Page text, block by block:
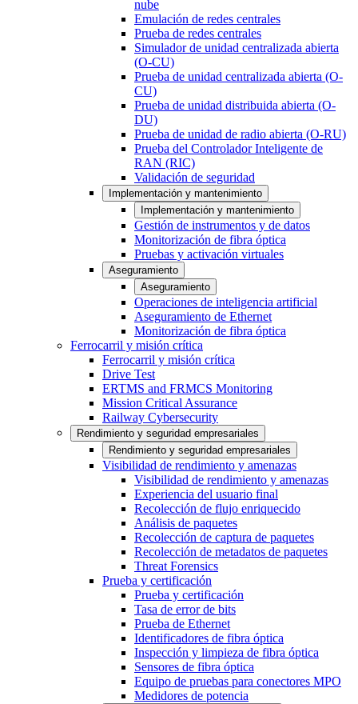
nube
Emulación de redes centrales
Prueba de redes centrales
Simulador de unidad centralizada abierta
(O-CU)
Prueba de unidad centralizada abierta (O-
CU)
Prueba de unidad distribuida abierta (O-
DU)
Prueba de unidad de radio abierta (O-RU)
Prueba del Controlador Inteligente de
RAN (RIC)
Validación de seguridad
Implementación y mantenimiento
Implementación y mantenimiento
Gestión de instrumentos y de datos
Monitorización de fibra óptica
Pruebas y activación virtuales
Aseguramiento
Aseguramiento
Operaciones de inteligencia artificial
Aseguramiento de Ethernet
Monitorización de fibra óptica
Ferrocarril y misión crítica
Ferrocarril y misión crítica
Drive Test
ERTMS and FRMCS Monitoring
Mission Critical Assurance
Railway Cybersecurity
Rendimiento y seguridad empresariales
Rendimiento y seguridad empresariales
Visibilidad de rendimiento y amenazas
Visibilidad de rendimiento y amenazas
Experiencia del usuario final
Recolección de flujo enriquecido
Análisis de paquetes
Recolección de captura de paquetes
Recolección de metadatos de paquetes
Threat Forensics
Prueba y certificación
Prueba y certificación
Tasa de error de bits
Prueba de Ethernet
Identificadores de fibra óptica
Inspección y limpieza de fibra óptica
Sensores de fibra óptica
Equipo de pruebas para conectores MPO
Medidores de potencia